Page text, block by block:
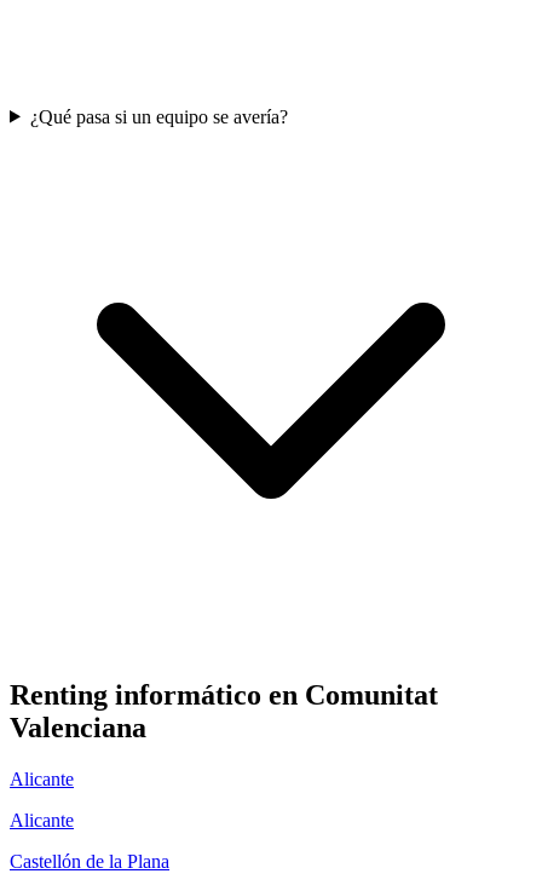
¿Qué pasa si un equipo se avería?
Renting informático en Comunitat
Valenciana
Alicante
Alicante
Castellón de la Plana